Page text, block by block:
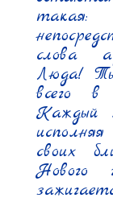
такая:
слова
Люда!
всего в
Каждый
своих
Нового